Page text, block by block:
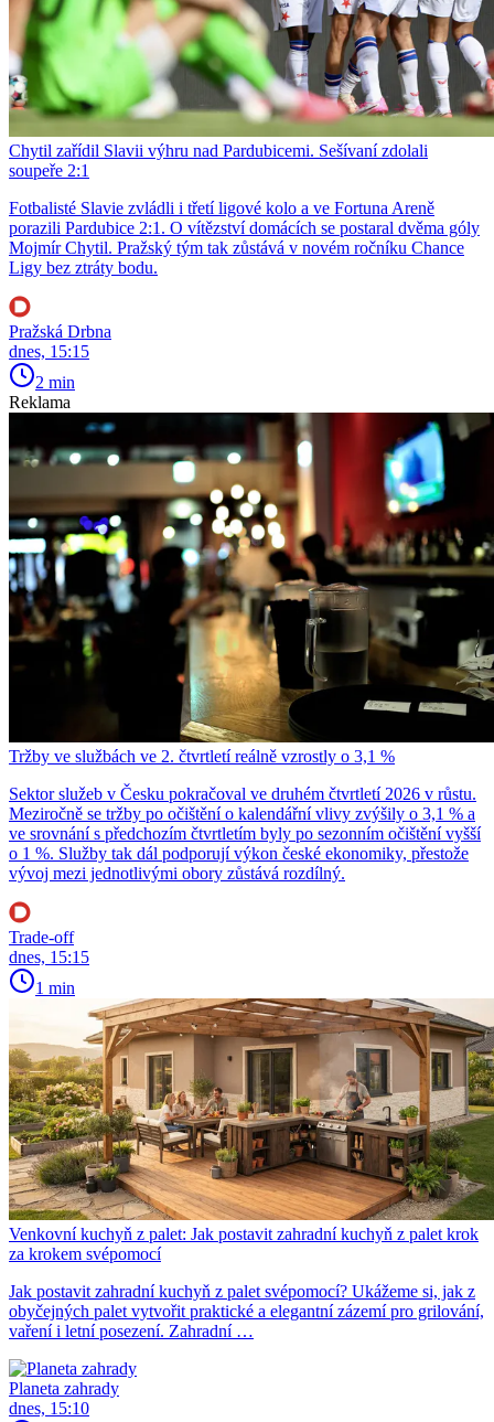
Chytil zařídil Slavii výhru nad Pardubicemi. Sešívaní zdolali
soupeře 2:1
Fotbalisté Slavie zvládli i třetí ligové kolo a ve Fortuna Areně
porazili Pardubice 2:1. O vítězství domácích se postaral dvěma góly
Mojmír Chytil. Pražský tým tak zůstává v novém ročníku Chance
Ligy bez ztráty bodu.
Pražská Drbna
dnes, 15:15
2 min
Reklama
Tržby ve službách ve 2. čtvrtletí reálně vzrostly o 3,1 %
Sektor služeb v Česku pokračoval ve druhém čtvrtletí 2026 v růstu.
Meziročně se tržby po očištění o kalendářní vlivy zvýšily o 3,1 % a
ve srovnání s předchozím čtvrtletím byly po sezonním očištění vyšší
o 1 %. Služby tak dál podporují výkon české ekonomiky, přestože
vývoj mezi jednotlivými obory zůstává rozdílný.
Trade-off
dnes, 15:15
1 min
Venkovní kuchyň z palet: Jak postavit zahradní kuchyň z palet krok
za krokem svépomocí
Jak postavit zahradní kuchyň z palet svépomocí? Ukážeme si, jak z
obyčejných palet vytvořit praktické a elegantní zázemí pro grilování,
vaření i letní posezení. Zahradní …
Planeta zahrady
dnes, 15:10